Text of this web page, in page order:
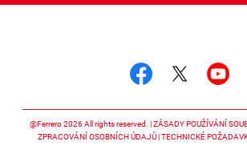
@Ferrero 2026 All rights reserved. ZÁSADY POUŽÍVÁNÍ
ZPRACOVÁNÍ OSOBNÍCH ÚDAJŮ TECHNICKÉ